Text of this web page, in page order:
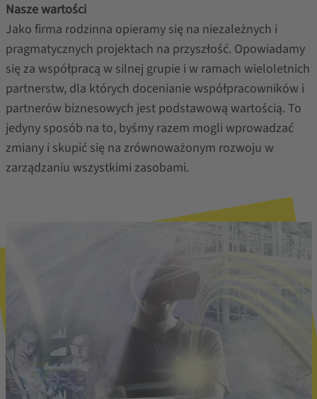
Nasze wartości
Jako firma rodzinna opieramy się na niezależnych i
pragmatycznych projektach na przyszłość. Opowiadamy
się za współpracą w silnej grupie i w ramach wieloletnich
partnerstw, dla których docenianie współpracowników i
partnerów biznesowych jest podstawową wartością. To
jedyny sposób na to, byśmy razem mogli wprowadzać
zmiany i skupić się na zrównoważonym rozwoju w
zarządzaniu wszystkimi zasobami.